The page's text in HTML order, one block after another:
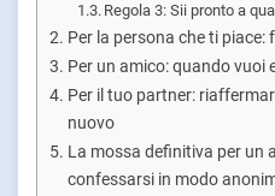
Regola 3: Sii pronto a
Per la persona che ti
Per un amico: quando vuoi
Per il tuo partner:
nuovo
La mossa definitiva per un
confessarsi in modo